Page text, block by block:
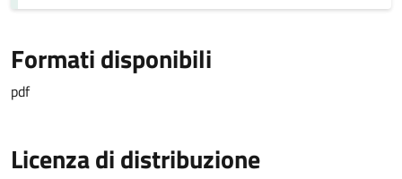
Formati disponibili
pdf
Licenza di distribuzione